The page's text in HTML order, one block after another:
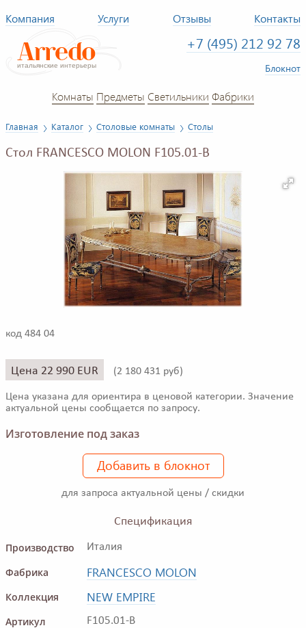
Компания Услуги Отзывы Контакты
+7 (495) 212 92 78
Блокнот
Комнаты Предметы Светильники Фабрики
Главная Каталог Столовые комнаты Столы
Стол FRANCESCO MOLON F105.01-B
код 484 04
Цена 22 990 EUR (2 180 431 руб)
Цена указана для ориентира в ценовой категории. Значение
актуальной цены сообщается по запросу.
Изготовление под заказ
Добавить в блокнот
для запроса актуальной цены / скидки
Спецификация
Производство
Италия
Фабрика FRANCESCO MOLON
Коллекция NEW EMPIRE
Артикул F105.01-B